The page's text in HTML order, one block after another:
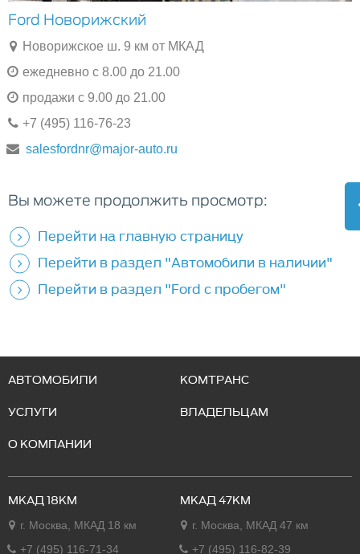
Ford Новорижский
Новорижское ш. 9 км от МКАД
ежедневно с 8.00 до 21.00
продажи с 9.00 до 21.00
+7 (495) 116-76-23
salesfordnr@major-auto.ru
Вы можете продолжить просмотр:
Перейти на главную страницу
Перейти в раздел "Автомобили в наличии"
Перейти в раздел "Ford с пробегом"
АВТОМОБИЛИ
КОМТРАНС
УСЛУГИ
ВЛАДЕЛЬЦАМ
О КОМПАНИИ
МКАД 18КМ
г. Москва, МКАД 18 км
+7 (495) 116-71-34
МКАД 47КМ
г. Москва, МКАД 47 км
+7 (495) 116-82-39